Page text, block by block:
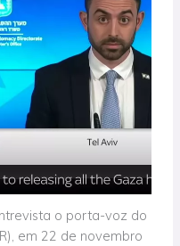
o porta-voz do
em 22 de novembro